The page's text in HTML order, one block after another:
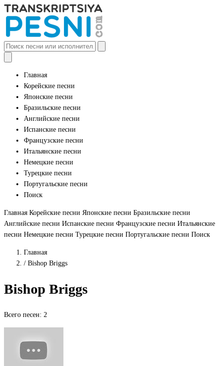
Главная
Корейские песни
Японские песни
Бразильские песни
Английские песни
Испанские песни
Французские песни
Итальянские песни
Немецкие песни
Турецкие песни
Португальские песни
Поиск
Главная Корейские песни Японские песни Бразильские песни
Английские песни Испанские песни Французские песни Итальянские
песни Немецкие песни Турецкие песни Португальские песни Поиск
Главная
/ Bishop Briggs
Bishop Briggs
Всего песен: 2